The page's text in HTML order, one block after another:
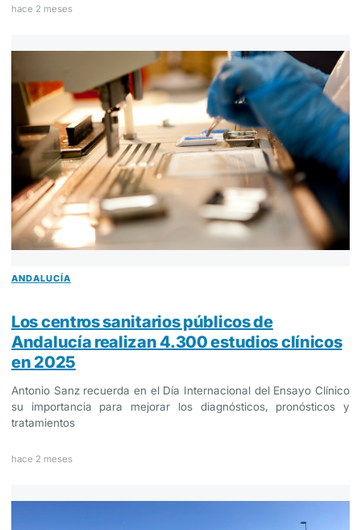
hace 2 meses
ANDALUCÍA
Los centros sanitarios públicos de
Andalucía realizan 4.300 estudios clínicos
en 2025
Antonio Sanz recuerda en el Día Internacional del Ensayo Clínico
su importancia para mejorar los diagnósticos, pronósticos y
tratamientos
hace 2 meses